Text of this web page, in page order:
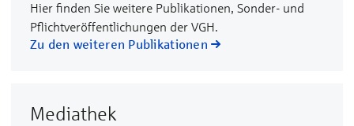
Hier finden Sie weitere Publikationen, Sonder- und
Pflichtveröffentlichungen der VGH.
Zu den weiteren Publikationen
Mediathek